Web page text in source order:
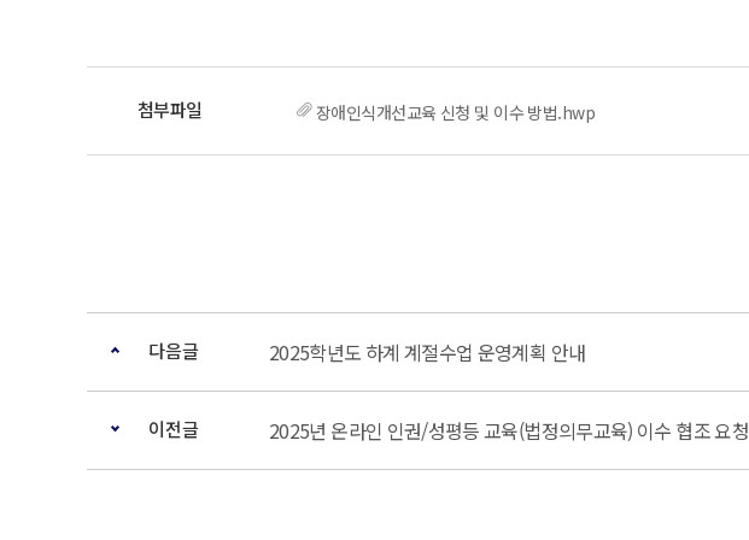
장애인식개선교육 신청 및 이수 방법.hwp
다음글 2025학년도 하계 계절수업 운영계획 안내
이전글 2025년 온라인 인권/성평등 교육(법정의무교육) 이수 협조 요청